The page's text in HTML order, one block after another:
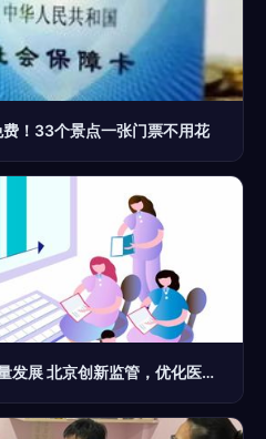
！33个景点一张门票不用花
用高质量工作助推产业高质量发展 北京创新监管，优化医药健康服务